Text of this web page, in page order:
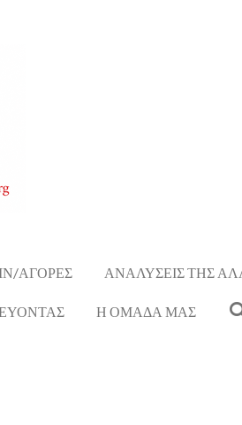
ΑΓΟΡΕΣ ΑΝΑΛΥΣΕΙΣ ΤΗΣ
Η ΟΜΑΔΑ ΜΑΣ